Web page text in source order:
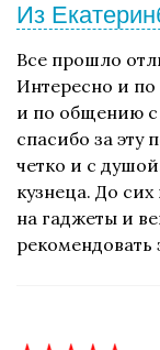
Из
Все прошло
Интересно и
и по общению
спасибо за эту
четко и с
кузнеца. До
на гаджеты и